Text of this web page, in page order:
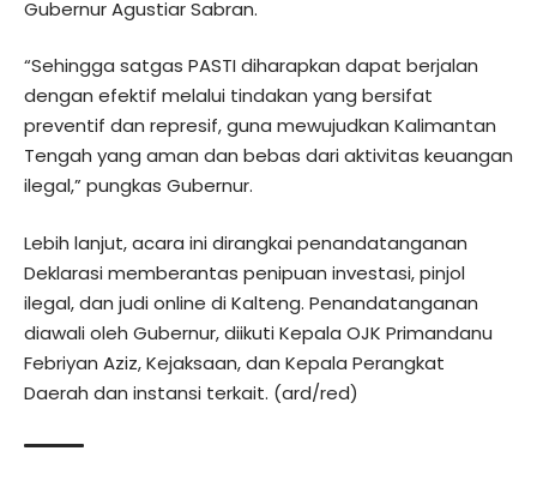
Gubernur Agustiar Sabran.
“Sehingga satgas PASTI diharapkan dapat berjalan
dengan efektif melalui tindakan yang bersifat
preventif dan represif, guna mewujudkan Kalimantan
Tengah yang aman dan bebas dari aktivitas keuangan
ilegal,” pungkas Gubernur.
Lebih lanjut, acara ini dirangkai penandatanganan
Deklarasi memberantas penipuan investasi, pinjol
ilegal, dan judi online di Kalteng. Penandatanganan
diawali oleh Gubernur, diikuti Kepala OJK Primandanu
Febriyan Aziz, Kejaksaan, dan Kepala Perangkat
Daerah dan instansi terkait. (ard/red)